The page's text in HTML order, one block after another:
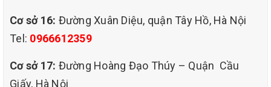
dung dịch trong ghế sofa.
+ Bước 8: Kiểm tra kết quả làm sạch nhằm đảm bảo chất lượng
dịch vụ
Cơ sở 16: Đường Xuân Diệu, quận Tây Hồ, Hà Nội
Tel: 0966612359
Cơ sở 17: Đường Hoàng Đạo Thúy – Quận Cầu
Giấy, Hà Nội